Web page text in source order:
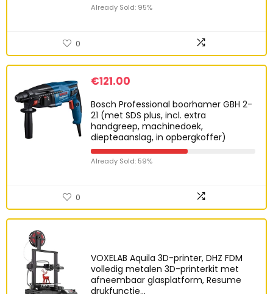
Already Sold: 95%
0
€121.00
Bosch Professional boorhamer GBH 2-
21 (met SDS plus, incl. extra
handgreep, machinedoek,
diepteaanslag, in opbergkoffer)
Already Sold: 59%
0
VOXELAB Aquila 3D-printer, DHZ FDM
volledig metalen 3D-printerkit met
afneembaar glasplatform, Resume
drukfunctie…